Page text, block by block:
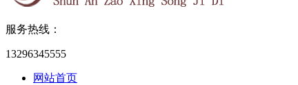
服务热线：
13296345555
网站首页